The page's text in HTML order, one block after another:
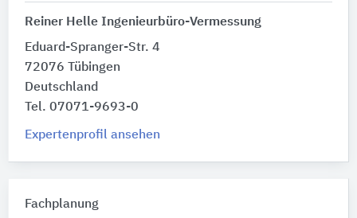
Reiner Helle Ingenieurbüro-Vermessung
Eduard-Spranger-Str. 4
72076 Tübingen
Deutschland
Tel. 07071-9693-0
Expertenprofil ansehen
Fachplanung